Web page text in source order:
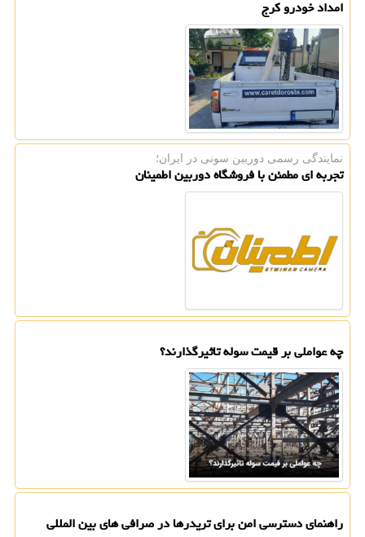
امداد خودرو کرج
نمایندگی رسمی دوربین سونی در ایران؛
تجربه ای مطمئن با فروشگاه دوربین اطمینان
چه عواملی بر قیمت سوله تاثیرگذارند؟
راهنمای دسترسی امن برای تریدرها در صرافی های بین المللی